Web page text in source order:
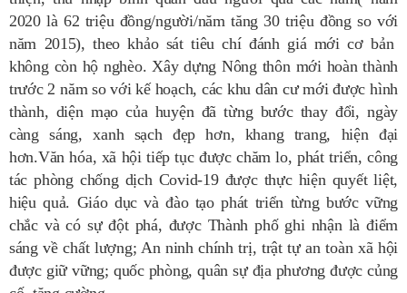
2020 là 62 triệu đồng/người/năm tăng 30 triệu đồng so với
năm 2015), theo khảo sát tiêu chí đánh giá mới cơ bản
không còn hộ nghèo. Xây dựng Nông thôn mới hoàn thành
trước 2 năm so với kế hoạch, các khu dân cư mới được hình
thành, diện mạo của huyện đã từng bước thay đổi, ngày
càng sáng, xanh sạch đẹp hơn, khang trang, hiện đại
hơn.Văn hóa, xã hội tiếp tục được chăm lo, phát triển, công
tác phòng chống dịch Covid-19 được thực hiện quyết liệt,
hiệu quả. Giáo dục và đào tạo phát triển từng bước vững
chắc và có sự đột phá, được Thành phố ghi nhận là điểm
sáng về chất lượng; An ninh chính trị, trật tự an toàn xã hội
được giữ vững; quốc phòng, quân sự địa phương được củng